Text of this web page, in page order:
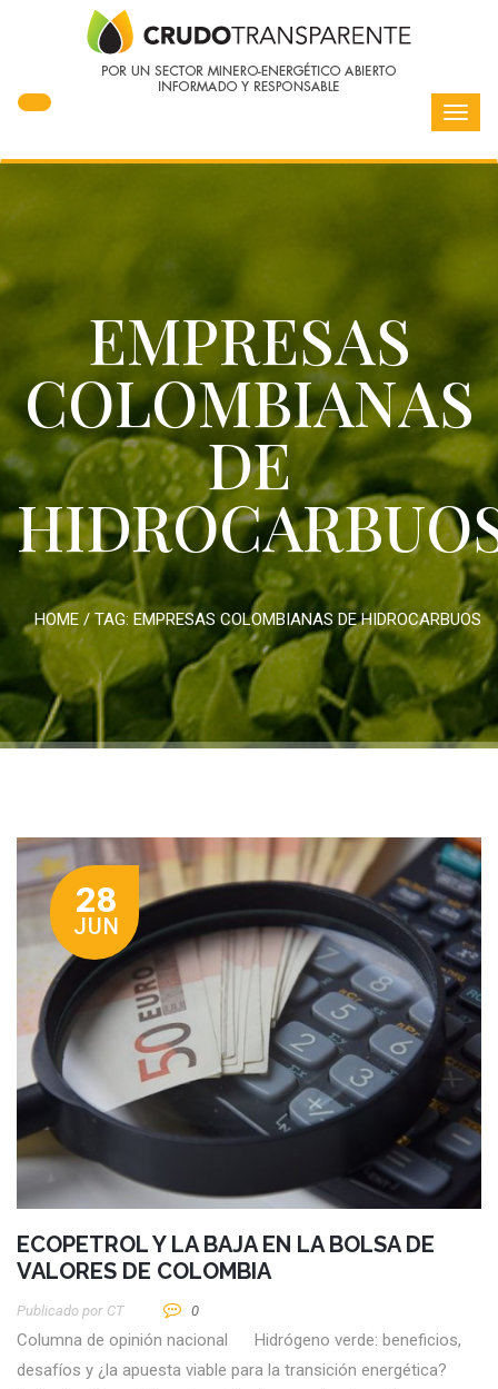
EMPRESAS
COLOMBIANAS
DE
HOME / TAG: EMPRESAS COLOMBIANAS DE HIDROCARBUOS
28
JUN
ECOPETROL Y LA BAJA EN LA BOLSA DE
VALORES DE COLOMBIA
Publicado por CT 0
Columna de opinión nacional Hidrógeno verde: beneficios,
desafíos y ¿la apuesta viable para la transición energética?